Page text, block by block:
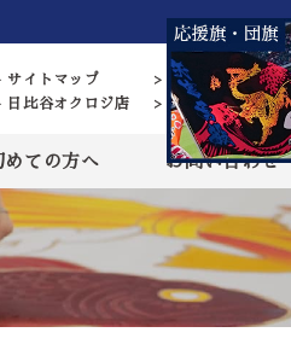
サイトマップ
> 営業日カレンダー
日比谷オクロジ店
> 藍染 結の杜
めての方へ お問い合わせ